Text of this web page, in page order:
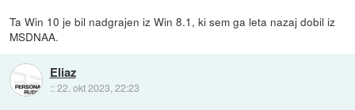
Ta Win 10 je bil nadgrajen iz Win 8.1, ki sem ga leta nazaj dobil iz
MSDNAA.
Eliaz
::22. okt 2023, 22:23